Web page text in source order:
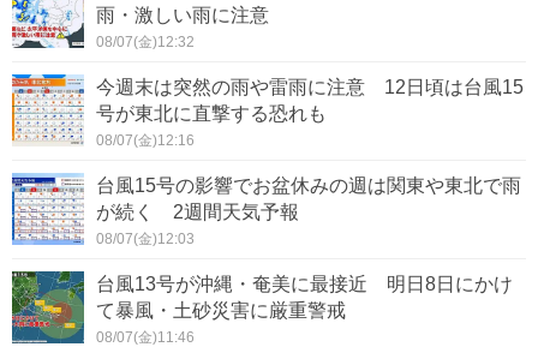
雨・激しい雨に注意
08/07(金)12:32
今週末は突然の雨や雷雨に注意 12日頃は台風15
号が東北に直撃する恐れも
08/07(金)12:16
台風15号の影響でお盆休みの週は関東や東北で雨
が続く 2週間天気予報
08/07(金)12:03
台風13号が沖縄・奄美に最接近 明日8日にかけ
て暴風・土砂災害に厳重警戒
08/07(金)11:46